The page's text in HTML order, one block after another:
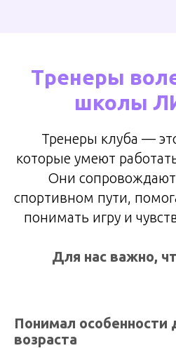
Тренеры
школы
Тренеры клуба —
которые умеют
Они сопровождают
спортивном пути,
понимать игру и
Для нас важно,
Понимал особенности
возраста